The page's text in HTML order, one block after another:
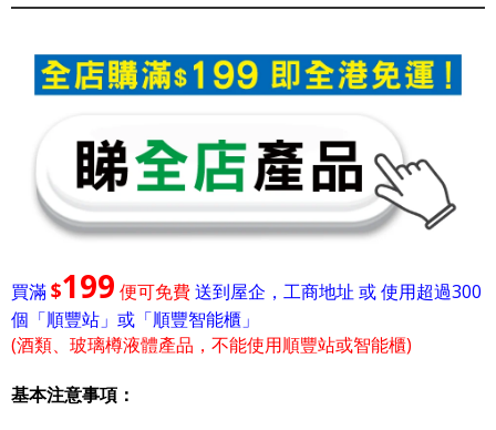
買滿$199 便可免費送到屋企，工商地址 或 使用超過300
個「順豐站」或「順豐智能櫃」
(酒類、玻璃樽液體產品，不能使用順豐站或智能櫃)
基本注意事項：